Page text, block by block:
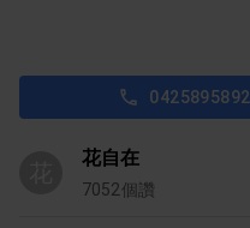
0425895892
花自在
7052個讚